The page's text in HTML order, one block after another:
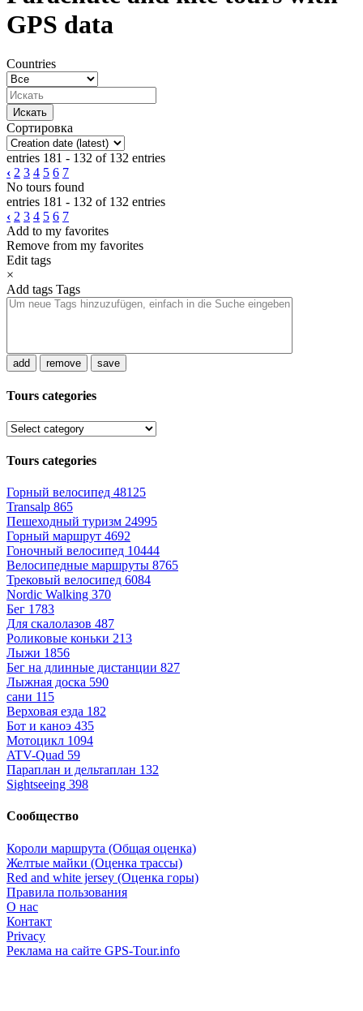
GPS data
Countries
Сортировка
entries 181 - 132 of 132 entries
‹ 2 3 4 5 6 7
No tours found
entries 181 - 132 of 132 entries
‹ 2 3 4 5 6 7
Add to my favorites
Remove from my favorites
Edit tags
×
Add tags Tags
add remove save
Tours categories
Tours categories
Горный велосипед 48125
Transalp 865
Пешеходный туризм 24995
Горный маршрут 4692
Гоночный велосипед 10444
Велосипедные маршруты 8765
Трековый велосипед 6084
Nordic Walking 370
Бег 1783
Для скалолазов 487
Роликовые коньки 213
Лыжи 1856
Бег на длинные дистанции 827
Лыжная доска 590
сани 115
Верховая езда 182
Бот и каноэ 435
Мотоцикл 1094
ATV-Quad 59
Параплан и дельтаплан 132
Sightseeing 398
Сообщество
Короли маршрута (Общая оценка)
Желтые майки (Оценка трассы)
Red and white jersey (Оценка горы)
Правила пользования
О нас
Контакт
Privacy
Реклама на сайте GPS-Tour.info